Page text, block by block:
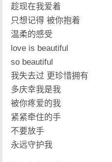
趁现在我爱着
只想记得 被你抱着
温柔的感受
love is beautiful
so beautiful
我失去过 更珍惜拥有
多庆幸我是我
被你疼爱的我
紧紧牵住的手
不要放手
永远守护我